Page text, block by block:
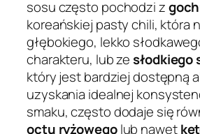
sosu często pochodzi z
koreańskiej pasty chili, która
głębokiego, lekko
charakteru, lub zesłodkiego
który jest bardziej dostępną
uzyskania idealnej
smaku, często dodaje się
octu ryżowegolub nawet